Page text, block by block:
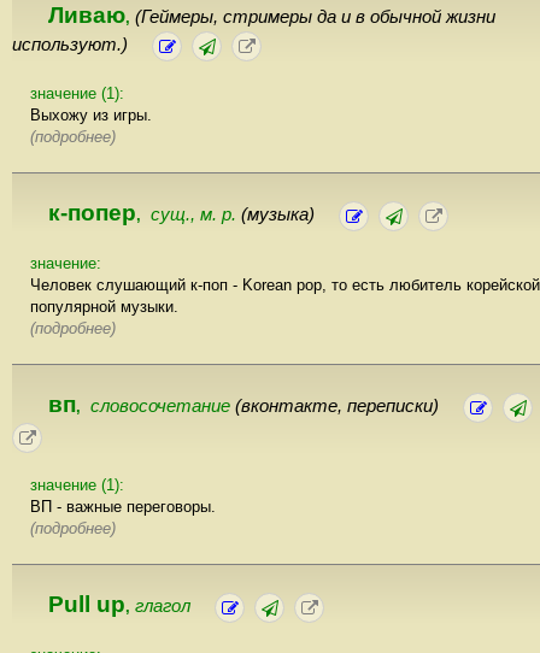
Ливаю, (Геймеры, стримеры да и в обычной жизни
используют.)
значение (1):
Выхожу из игры.
(подробнее)
к-попер, сущ., м. р. (музыка)
значение:
Человек слушающий к-поп - Korean pop, то есть любитель корейской
популярной музыки.
(подробнее)
вп, словосочетание (вконтакте, переписки)
значение (1):
ВП - важные переговоры.
(подробнее)
Pull up, глагол